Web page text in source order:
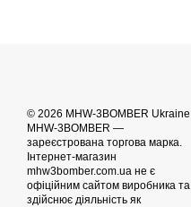
© 2026 MHW-3BOMBER Ukraine
MHW-3BOMBER —
зареєстрована торгова марка.
Інтернет-магазин
mhw3bomber.com.ua не є
офіційним сайтом виробника та
здійснює діяльність як